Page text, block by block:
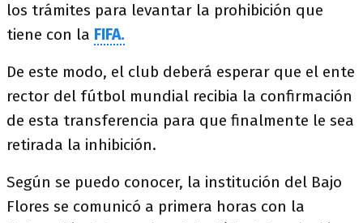
los trámites para levantar la prohibición que
tiene con la FIFA.
De este modo, el club deberá esperar que el ente
rector del fútbol mundial recibia la confirmación
de esta transferencia para que finalmente le sea
retirada la inhibición.
Según se puedo conocer, la institución del Bajo
Flores se comunicó a primera horas con la